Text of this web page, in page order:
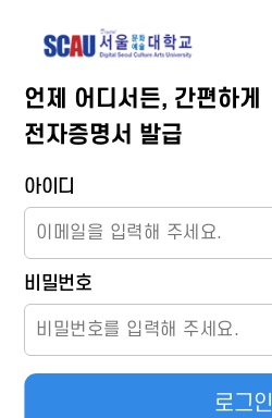
언제 어디서든, 간편하게
전자증명서 발급
아이디
비밀번호
로그인